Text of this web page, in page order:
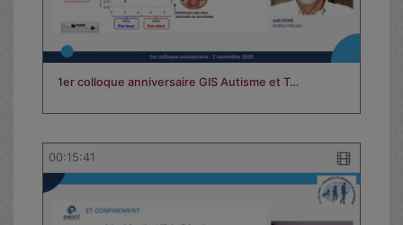
1er colloque anniversaire GIS Autisme et T…
00:15:41